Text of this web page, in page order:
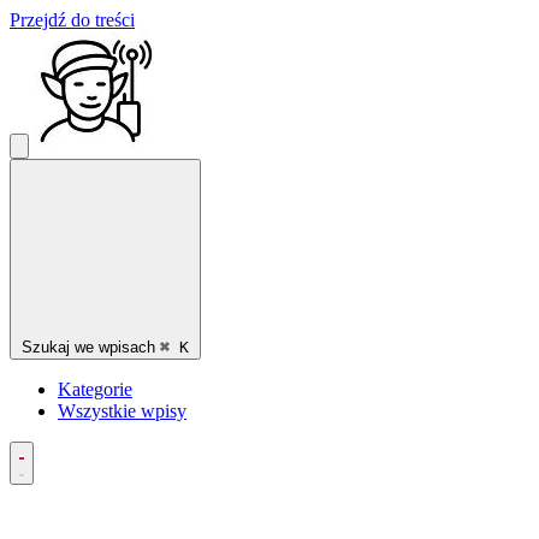
Przejdź do treści
Szukaj we wpisach ⌘ K
Kategorie
Wszystkie wpisy